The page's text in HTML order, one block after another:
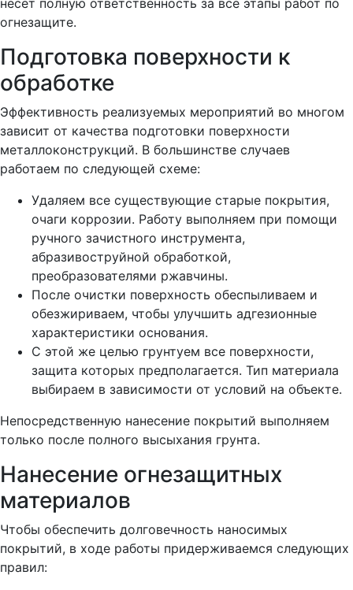
несет полную ответственность за все этапы работ по
огнезащите.
Подготовка поверхности к
обработке
Эффективность реализуемых мероприятий во многом
зависит от качества подготовки поверхности
металлоконструкций. В большинстве случаев
работаем по следующей схеме:
Удаляем все существующие старые покрытия,
очаги коррозии. Работу выполняем при помощи
ручного зачистного инструмента,
абразивоструйной обработкой,
преобразователями ржавчины.
После очистки поверхность обеспыливаем и
обезжириваем, чтобы улучшить адгезионные
характеристики основания.
С этой же целью грунтуем все поверхности,
защита которых предполагается. Тип материала
выбираем в зависимости от условий на объекте.
Непосредственную нанесение покрытий выполняем
только после полного высыхания грунта.
Нанесение огнезащитных
материалов
Чтобы обеспечить долговечность наносимых
покрытий, в ходе работы придерживаемся следующих
правил: